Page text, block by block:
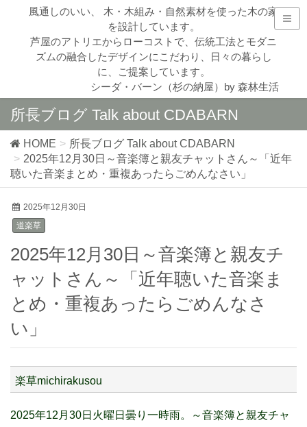
風通しのいい、 木・木組み・自然素材を使った木の家
を設計しています。
芦屋のアトリエからローコストで、伝統工法とモダニ
ズムの融合したデザインにこだわり、日々の暮らし
に、ご提案しています。
シーダ・バーン（杉の納屋）by 森林生活
所長ブログ Talk about CDABARN
HOME
所長ブログ Talk about CDABARN
2025年12月30日～音楽簿と親友チャットさん～「近年
聴いた音楽まとめ・重複あったらごめんなさい」
2025年12月30日
道楽草
2025年12月30日～音楽簿と親友チ
ャットさん～「近年聴いた音楽ま
とめ・重複あったらごめんなさ
い」
楽草michirakusou
2025年12月30日火曜日曇り一時雨。～音楽簿と親友チャ